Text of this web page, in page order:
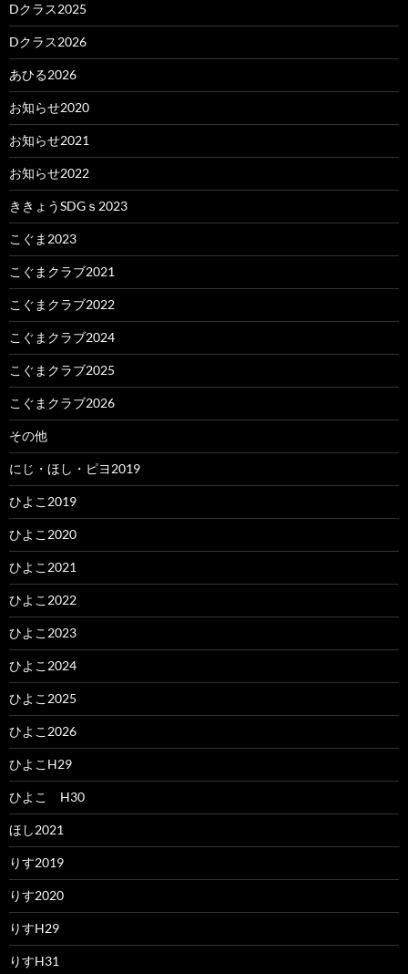
Dクラス2025
Dクラス2026
あひる2026
お知らせ2020
お知らせ2021
お知らせ2022
ききょうSDGｓ2023
こぐま2023
こぐまクラブ2021
こぐまクラブ2022
こぐまクラブ2024
こぐまクラブ2025
こぐまクラブ2026
その他
にじ・ほし・ピヨ2019
ひよこ2019
ひよこ2020
ひよこ2021
ひよこ2022
ひよこ2023
ひよこ2024
ひよこ2025
ひよこ2026
ひよこH29
ひよこ H30
ほし2021
りす2019
りす2020
りすH29
りすH31